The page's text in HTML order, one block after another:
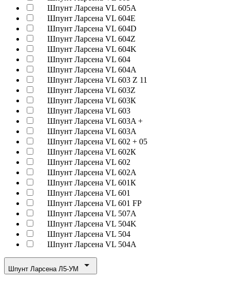
Шпунт Ларсена VL 605A
Шпунт Ларсена VL 604E
Шпунт Ларсена VL 604D
Шпунт Ларсена VL 604Z
Шпунт Ларсена VL 604K
Шпунт Ларсена VL 604
Шпунт Ларсена VL 604A
Шпунт Ларсена VL 603 Z 11
Шпунт Ларсена VL 603Z
Шпунт Ларсена VL 603К
Шпунт Ларсена VL 603
Шпунт Ларсена VL 603A +
Шпунт Ларсена VL 603A
Шпунт Ларсена VL 602 + 05
Шпунт Ларсена VL 602К
Шпунт Ларсена VL 602
Шпунт Ларсена VL 602A
Шпунт Ларсена VL 601К
Шпунт Ларсена VL 601
Шпунт Ларсена VL 601 FP
Шпунт Ларсена VL 507A
Шпунт Ларсена VL 504K
Шпунт Ларсена VL 504
Шпунт Ларсена VL 504A
Шпунт Ларсена Л5-УМ